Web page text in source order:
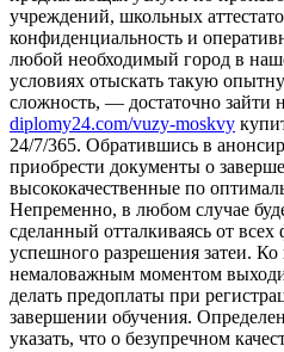
учреждений, школьных
конфиденциальность и
любой необходимый город в
условиях отыскать такую
сложность, — достаточно зайти
diplomy24.com/vuzy-moskvy
24/7/365. Обратившись в
приобрести документы о
высококачественные по
Непременно, в любом случае
сделанный отталкиваясь от
успешного разрешения затеи. Ко
немаловажным моментом
делать предоплаты при
завершении обучения.
указать, что о безупречном